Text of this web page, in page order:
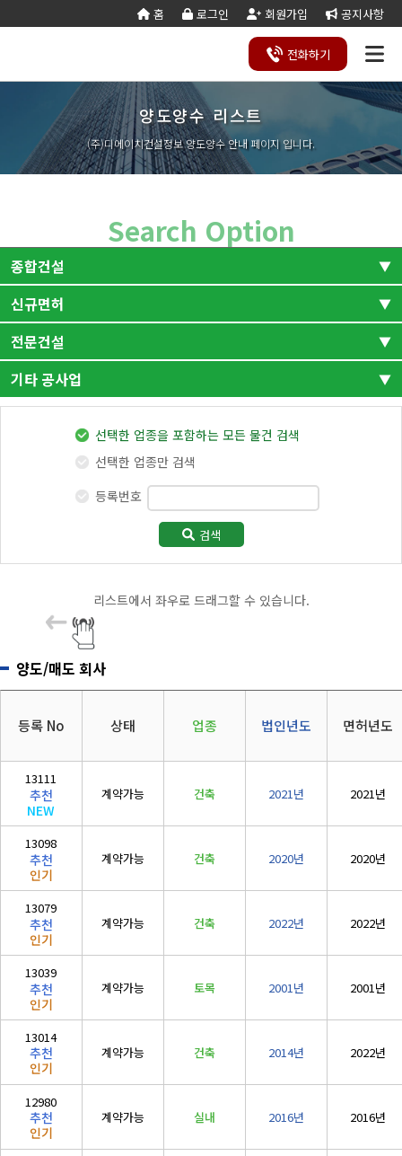
홈 로그인 회원가입 공지사항
전화하기
회사
소개
사업
영역
조직
도 는
길
합
건
설
업
토목건축
공사업
경설비공
사업
조경공사
업
전문건설업
지반조성·포
장공사업
실내건축공
사업
도장·습식·방 조경식재·시
트공사업
비계공사업
상·하수도설 철도·궤도공
철강구조물공수중·준설공
기계설비·가 가스·난방공
금속·창호·지
건축물조립공
기타공
사업
전기공사업 정보통신
공사업
대지조성사
업자
부동산개
발업
업
사업자
전문관리
개인하수처
리시설·
설계시공업
승강기유
지관리업
안전진단전국가유산
지하수개발
업
기계설비
차
기
양도
양수
리스
트
양도
양수
절차
기업
진단
공
제
조
합
실
태
조
사
기
재
사
항
변
경
공
능
력
가
·
합
잔고
증명
법령
서식
국가
계약
법령
관계
서식
건설
업등
록서
식
법시
행규
칙
서식
실질
자본
금
계산
기
세무
계산
기
양도양수 리스트
(주)디에이치건설정보 양도양수 안내 페이지 입니다.
Search Option
종합건설
전체
토목
토목건축
신규면허
전체
신규면허-토목
전문건설
전체
지반조성·포장공사업
토공 / 포장 / 보링 )
실내건축공사업
금속창호·지붕건축물조립공사업
도장·습식·방수·석공사업
조경식재·시설물공사업
조경식재
철근·콘크리트공사업
(
철콘 )
구조물해체·비계공사업
상·하수도설비공사업
(
철도·궤도공사업
(
철강구조물공사업
(
수중·준설공사업
(
수중 / 준설 )
승강기·삭도공사업
(
기계가스설비공사
(
기계설비 /
)
(
시설물 )
기타 공사업
정보통신
대지
문화재
지하수
산림경영
숲가꾸기
자연휴양림
부동산개발
공법인
기타
5년법인
선택한 업종을 포함하는 모든 물건 검색
선택한 업종만 검색
등록번호
검색
리스트에서 좌우로 드래그할 수 있습니다.
양도/매도 회사
등록 No 상태 업종 법인년도 면허년도
13111
추천
NEW
계약가능 건축 2021년 2021년
13098
추천
인기
계약가능 건축 2020년 2020년
13079
추천
인기
계약가능 건축 2022년 2022년
13039
추천
인기
계약가능 토목 2001년 2001년
13014
추천
인기
계약가능 건축 2014년 2022년
12980
추천
인기
계약가능 실내 2016년 2016년